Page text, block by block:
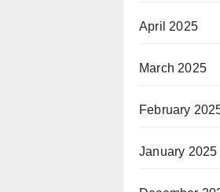
April 2025
March 2025
February
January 2025